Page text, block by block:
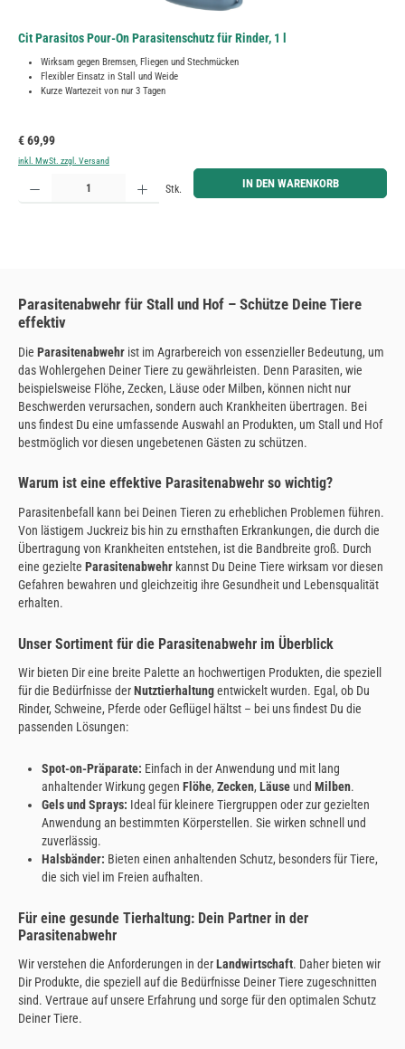
Cit Parasitos Pour-On Parasitenschutz für Rinder, 1 l
Wirksam gegen Bremsen, Fliegen und Stechmücken
Flexibler Einsatz in Stall und Weide
Kurze Wartezeit von nur 3 Tagen
Regulärer Preis:
€ 69,99
inkl. MwSt. zzgl. Versand
Produkt Anzahl: Gib den gewünschten Wert ein oder benutze die Schaltflächen um die Anzahl zu
Stk. IN DEN WARENKORB
Parasitenabwehr für Stall und Hof – Schütze Deine Tiere
effektiv
Die Parasitenabwehr ist im Agrarbereich von essenzieller Bedeutung, um
das Wohlergehen Deiner Tiere zu gewährleisten. Denn Parasiten, wie
beispielsweise Flöhe, Zecken, Läuse oder Milben, können nicht nur
Beschwerden verursachen, sondern auch Krankheiten übertragen. Bei
uns findest Du eine umfassende Auswahl an Produkten, um Stall und Hof
bestmöglich vor diesen ungebetenen Gästen zu schützen.
Warum ist eine effektive Parasitenabwehr so wichtig?
Parasitenbefall kann bei Deinen Tieren zu erheblichen Problemen führen.
Von lästigem Juckreiz bis hin zu ernsthaften Erkrankungen, die durch die
Übertragung von Krankheiten entstehen, ist die Bandbreite groß. Durch
eine gezielte Parasitenabwehr kannst Du Deine Tiere wirksam vor diesen
Gefahren bewahren und gleichzeitig ihre Gesundheit und Lebensqualität
erhalten.
Unser Sortiment für die Parasitenabwehr im Überblick
Wir bieten Dir eine breite Palette an hochwertigen Produkten, die speziell
für die Bedürfnisse derNutztierhaltungentwickelt wurden. Egal, ob Du
Rinder, Schweine, Pferde oder Geflügel hältst – bei uns findest Du die
passenden Lösungen:
Spot-on-Präparate: Einfach in der Anwendung und mit lang
anhaltender Wirkung gegen Flöhe, Zecken, Läuseund Milben.
Gels und Sprays: Ideal für kleinere Tiergruppen oder zur gezielten
Anwendung an bestimmten Körperstellen. Sie wirken schnell und
zuverlässig.
Halsbänder: Bieten einen anhaltenden Schutz, besonders für Tiere,
die sich viel im Freien aufhalten.
Für eine gesunde Tierhaltung: Dein Partner in der
Parasitenabwehr
Wir verstehen die Anforderungen in derLandwirtschaft. Daher bieten wir
Dir Produkte, die speziell auf die Bedürfnisse Deiner Tiere zugeschnitten
sind. Vertraue auf unsere Erfahrung und sorge für den optimalen Schutz
Deiner Tiere.